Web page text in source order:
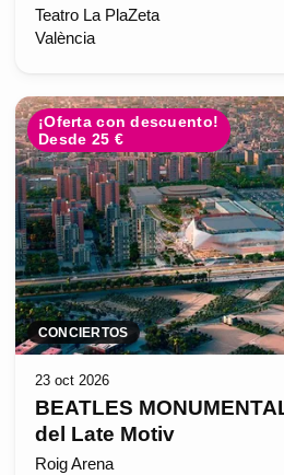
Teatro La PlaZeta
València
¡Oferta con descuento!
Desde 25 €
CONCIERTOS
23 oct 2026
BEATLES
del Late Motiv
Roig Arena